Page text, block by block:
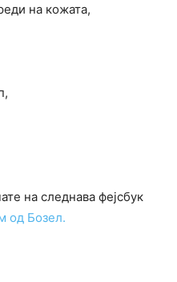
на кожата,
на следнава фејсбук
од Бозел.